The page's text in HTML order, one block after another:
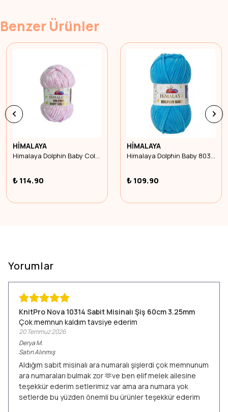
Benzer Ürünler
HİMALAYA
Himalaya Dolphin Baby Colors 80424
₺ 114.90
HİMALAYA
Himalaya Dolphin Baby 80326
₺ 109.90
Yorumlar
KnitPro Nova 10314 Sabit Misinalı Şiş 60cm 3.25mm
Çok memnun kaldım tavsiye ederim
20 Temmuz 2026
DeryaM.
Satın Alınmış
Aldığım sabit misinalı ara numaralı şişlerdi çok memnunum
ara numaraları bulmak zor 🫶ve ben elif melek ailesine
teşekkür ederim setlerimiz var ama ara numara yok
setlerde bu yüzden önemli bu ürünler teşekkür ederim